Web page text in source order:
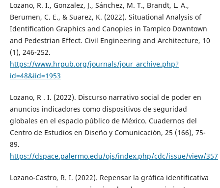
Lozano, R. I., Gonzalez, J., Sánchez, M. T., Brandt, L. A.,
Berumen, C. E., & Suarez, K. (2022). Situational Analysis of
Identification Graphics and Canopies in Tampico Downtown
and Pedestrian Effect. Civil Engineering and Architecture, 10
(1), 246-252.
https://www.hrpub.org/journals/jour_archive.php?
id=48&iid=1953
Lozano, R . I. (2022). Discurso narrativo social de poder en
anuncios indicadores como dispositivos de seguridad
globales en el espacio público de México. Cuadernos del
Centro de Estudios en Diseño y Comunicación, 25 (166), 75-
89.
https://dspace.palermo.edu/ojs/index.php/cdc/issue/view/357
Lozano-Castro, R. I. (2022). Repensar la gráfica identificativa